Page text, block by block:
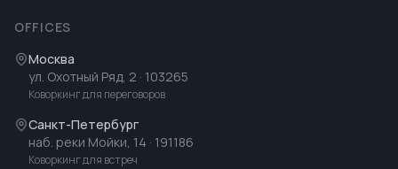
OFFICES
Москва
ул. Охотный Ряд, 2 · 103265
Коворкинг для переговоров
Санкт-Петербург
наб. реки Мойки, 14 · 191186
Коворкинг для встреч